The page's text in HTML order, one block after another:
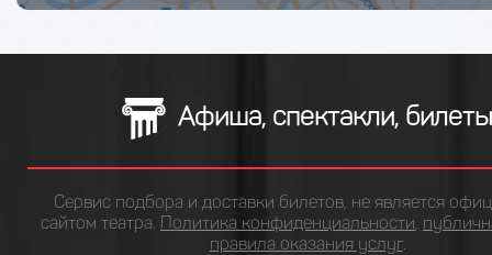
Афиша, спектакли, билеты
Сервис подбора и доставки билетов, не является
сайтом театра. Политика конфиденциальности,
правила оказания услуг.